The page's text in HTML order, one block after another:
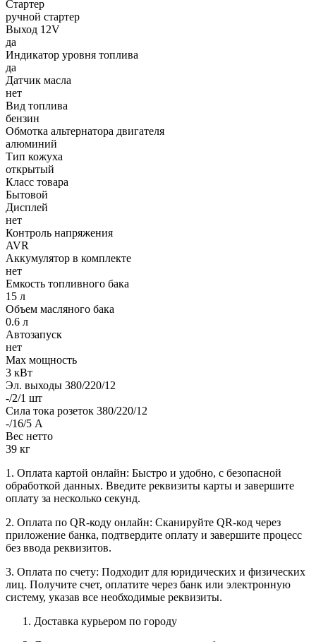
Стартер
ручной стартер
Выход 12V
да
Индикатор уровня топлива
да
Датчик масла
нет
Вид топлива
бензин
Обмотка альтернатора двигателя
алюминий
Тип кожуха
открытый
Класс товара
Бытовой
Дисплей
нет
Контроль напряжения
AVR
Аккумулятор в комплекте
нет
Емкость топливного бака
15 л
Объем масляного бака
0.6 л
Автозапуск
нет
Max мощность
3 кВт
Эл. выходы 380/220/12
-/2/1 шт
Сила тока розеток 380/220/12
-/16/5 А
Вес нетто
39 кг
1. Оплата картой онлайн: Быстро и удобно, с безопасной
обработкой данных. Введите реквизиты карты и завершите
оплату за несколько секунд.
2. Оплата по QR-коду онлайн: Сканируйте QR-код через
приложение банка, подтвердите оплату и завершите процесс
без ввода реквизитов.
3. Оплата по счету: Подходит для юридических и физических
лиц. Получите счет, оплатите через банк или электронную
систему, указав все необходимые реквизиты.
Доставка курьером по городу